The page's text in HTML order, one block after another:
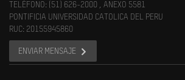
TELÉFONO: (51) 626-2000 , ANEXO 5581
PONTIFICIA UNIVERSIDAD CATOLICA DEL PERU
RUC: 20155945860
ENVIAR MENSAJE